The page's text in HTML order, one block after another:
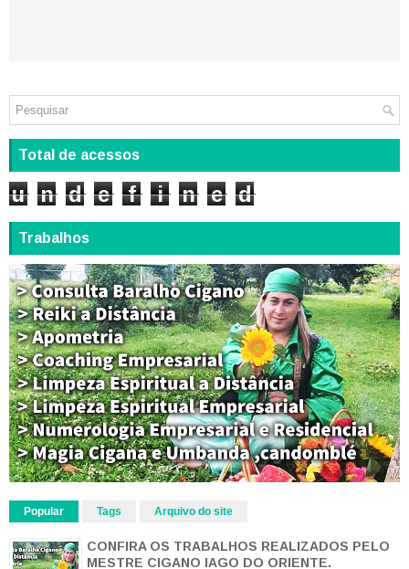
Total de acessos
u n d e f i n e d
Trabalhos
Popular Tags Arquivo do site
CONFIRA OS TRABALHOS REALIZADOS PELO
MESTRE CIGANO IAGO DO ORIENTE.